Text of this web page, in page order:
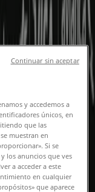
Machala
y accedemos a
únicos, en
que las
muestran en
Si se
los anuncios que ves
a acceder a este
en cualquier
que aparece
Continuar sin aceptar